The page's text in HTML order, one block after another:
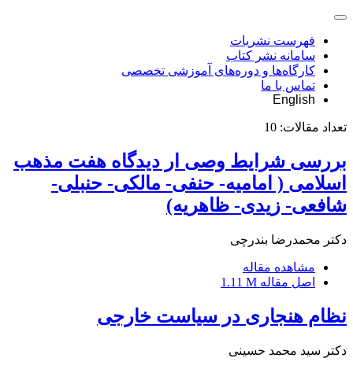
فهرست نشریات
سامانه نشر کتاب
کارگاه‌ها و دوره‌های آموزشی تخصصی
تماس با ما
English
تعداد مقالات: 10
بررسی شرایط وصی ار دیدگاه هفت مذهب
اسلامی ( امامیه- حنفی- مالکی- حنبلی-
شافعی- زیدی- ظاهریه)
دکتر محمدرضا بندرچی
مشاهده مقاله
اصل مقاله 1.11 M
نظام هنجاری در سیاست خارجی
دکتر سید محمد حسینی